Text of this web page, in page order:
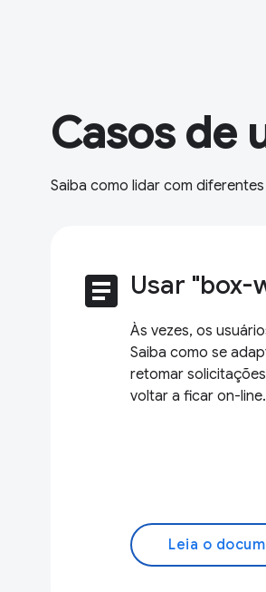
Casos de
Saiba como lidar com
article Usar "box-
Às vezes, os
Saiba como se
retomar
voltar a ficar on-line.
Leia o